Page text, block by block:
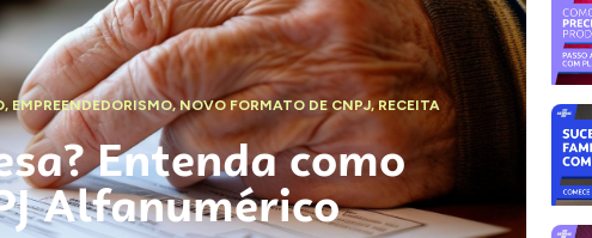
, EMPREENDEDORISMO,NOVO FORMATO DE CNPJ,RECEITA
Entenda como
Alfanumérico